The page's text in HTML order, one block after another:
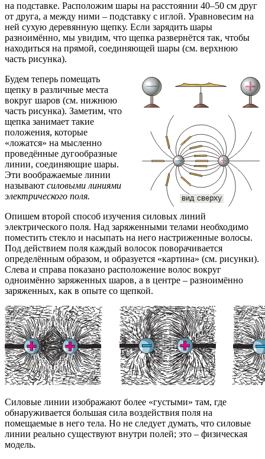
на подставке. Расположим шары на расстоянии 40–50 см друг
от друга, а между ними – подставку с иглой. Уравновесим на
ней сухую деревянную щепку. Если зарядить шары
разноимённо, мы увидим, что щепка развернётся так, чтобы
находиться на прямой, соединяющей шары (см. верхнюю
часть рисунка).
Будем теперь помещать
щепку в различные места
вокруг шаров (см. нижнюю
часть рисунка). Заметим, что
щепка занимает такие
положения, которые
«ложатся» на мысленно
проведённые дугообразные
линии, соединяющие шары.
Эти воображаемые линии
называют силовыми линиями
электрического поля.
Опишем второй способ изучения силовых линий
электрического поля. Над заряженными телами необходимо
поместить стекло и насыпать на него настриженные волосы.
Под действием поля каждый волосок поворачивается
определённым образом, и образуется «картина» (см. рисунки).
Слева и справа показано расположение волос вокруг
одноимённо заряженных шаров, а в центре – разноимённо
заряженных, как в опыте со щепкой.
Силовые линии изображают более «густыми» там, где
обнаруживается большая сила воздействия поля на
помещаемые в него тела. Но не следует думать, что силовые
линии реально существуют внутри полей; это – физическая
модель.